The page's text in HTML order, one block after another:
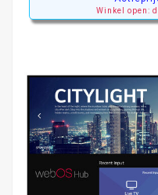
Winkel open: